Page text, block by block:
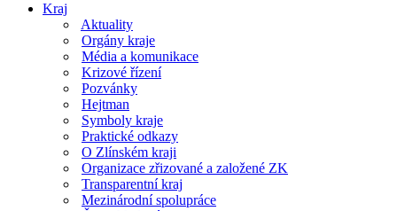
Kraj
Aktuality
Orgány kraje
Média a komunikace
Krizové řízení
Pozvánky
Hejtman
Symboly kraje
Praktické odkazy
O Zlínském kraji
Organizace zřizované a založené ZK
Transparentní kraj
Mezinárodní spolupráce